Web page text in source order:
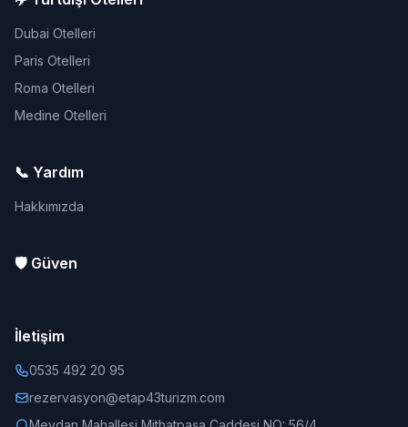
Dubai Otelleri
Paris Otelleri
Roma Otelleri
Medine Otelleri
📞 Yardım
Hakkımızda
🛡️ Güven
İletişim
0535 492 20 95
rezervasyon@etap43turizm.com